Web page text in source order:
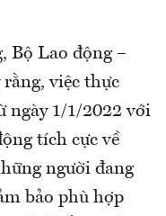
Bộ Lao động –
việc thực
ngày 1/1/2022 với
tích cực về
người đang
bảo phù hợp